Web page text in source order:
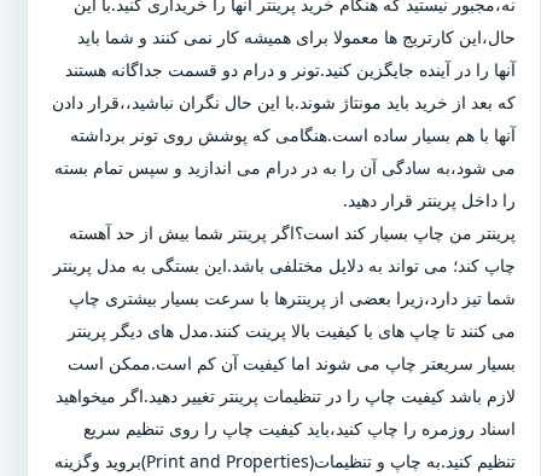
حال،این کارتریج ها معمولا برای همیشه کار نمی کنند و شما باید
آنها را در آینده جایگزین کنید.تونر و درام دو قسمت جداگانه هستند
که بعد از خرید باید مونتاژ شوند.با این حال نگران نباشید،،قرار دادن
آنها با هم بسیار ساده است.هنگامی که پوشش روی تونر برداشته
می شود،به سادگی آن را به در درام می اندازید و سپس تمام بسته
را داخل پرینتر قرار دهید.
پرینتر من چاپ بسیار کند است؟اگر پرینتر شما بیش از حد آهسته
چاپ کند؛ می تواند به دلایل مختلفی باشد.این بستگی به مدل پرینتر
شما تیز دارد،زیرا بعضی از پرینترها با سرعت بسیار بیشتری چاپ
می کنند تا چاپ های با کیفیت بالا پرینت کنند.مدل های دیگر پرینتر
بسیار سریعتر چاپ می شوند اما کیفیت آن کم است.ممکن است
لازم باشد کیفیت چاپ را در تنظیمات پرینتر تغییر دهید.اگر میخواهید
اسناد روزمره را چاپ کنید،باید کیفیت چاپ را روی تنظیم سریع
تنظیم کنید.به چاپ و تنظیمات(Print and Properties)بروید وگزینه